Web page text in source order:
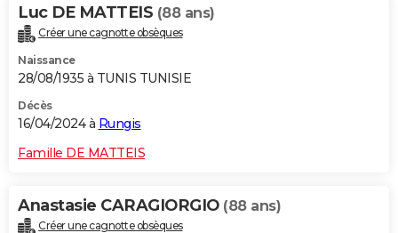
Luc DE MATTEIS (88 ans)
Créer une cagnotte obsèques
Naissance
28/08/1935 à TUNIS TUNISIE
Décès
16/04/2024 à Rungis
Famille DE MATTEIS
Anastasie CARAGIORGIO (88 ans)
Créer une cagnotte obsèques